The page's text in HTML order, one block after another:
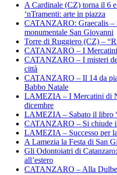
A Cardinale (CZ) torna il 6
‘nTramenti: arte in piazza
CATANZARO: Graecalis –
monumentale San Giovanni
Torre di Ruggiero (CZ) –
CATANZARO – I
CATANZARO – I misteri
città
CATANZARO – Il 14 da
Babbo Natale
LAMEZIA – I Mercatini di
dicembre
LAMEZIA – Sabato il libro
CATANZARO – Si chiude
LAMEZIA – Successo per
A Lamezia la Festa di San
Gli Odontoiatri di
all’estero
CATANZARO – Alla